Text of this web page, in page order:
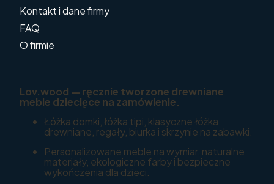
Kontakt i dane firmy
FAQ
O firmie
Lov.wood — ręcznie tworzone drewniane
meble dziecięce na zamówienie.
Łóżka domki, łóżka tipi, klasyczne łóżka
drewniane, regały, biurka i skrzynie na zabawki.
Personalizowane meble na wymiar, naturalne
materiały, ekologiczne farby i bezpieczne
wykończenia dla dzieci.